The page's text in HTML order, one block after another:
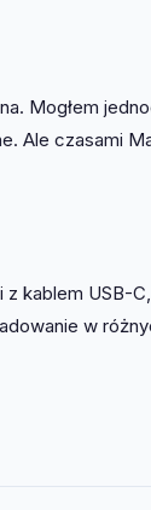
Mogłem
Ale czasami
z kablem USB-
w